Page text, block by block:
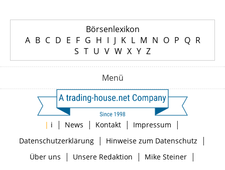
Börsenlexikon
A B C D E F G H I J K L M N O P Q R
S T U V W X Y Z
Menü
| i | News | Kontakt | Impressum |
Datenschutzerklärung| Hinweise zum Datenschutz |
Über uns | Unsere Redaktion | Mike Steiner|